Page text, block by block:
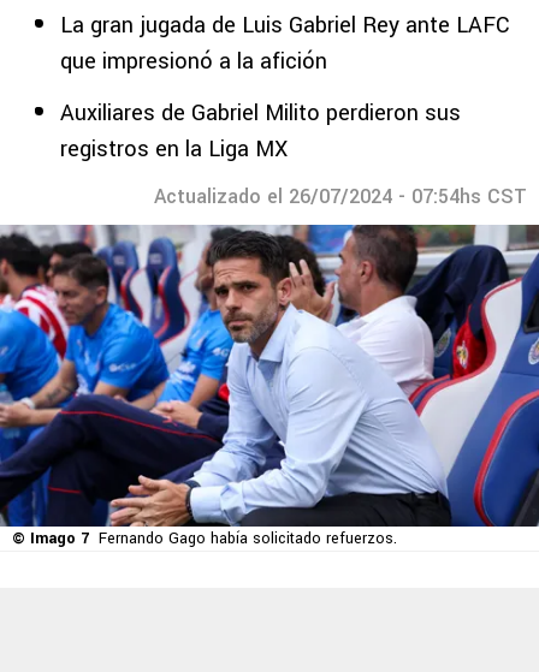
La gran jugada de Luis Gabriel Rey ante LAFC
que impresionó a la afición
Auxiliares de Gabriel Milito perdieron sus
registros en la Liga MX
Actualizado el 26/07/2024 - 07:54hs CST
© Imago 7 Fernando Gago había solicitado refuerzos.